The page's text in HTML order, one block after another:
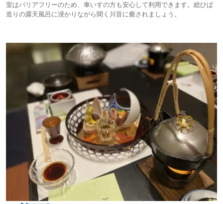
室はバリアフリーのため、車いすの方も安心して利用できます。総ひば
造りの露天風呂に浸かりながら聞く川音に癒されましょう。